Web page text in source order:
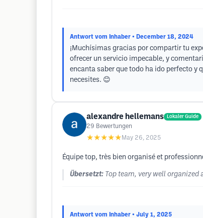
Antwort vom Inhaber • December 18, 2024
¡Muchísimas gracias por compartir tu
ofrecer un servicio impecable, y
encanta saber que todo ha ido perfecto y
necesites. 😊
alexandre hellemans Lokaler Guide
29 Bewertungen
★★★★★ May 26, 2025
Équipe top, très bien organisé et
Übersetzt: Top team, very well organized
Antwort vom Inhaber • July 1, 2025